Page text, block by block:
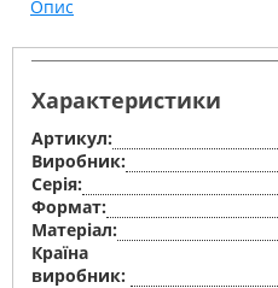
Опис
Характеристики
Артикул:
Виробник:
Серiя:
Формат:
Матеріал:
Країна
виробник: